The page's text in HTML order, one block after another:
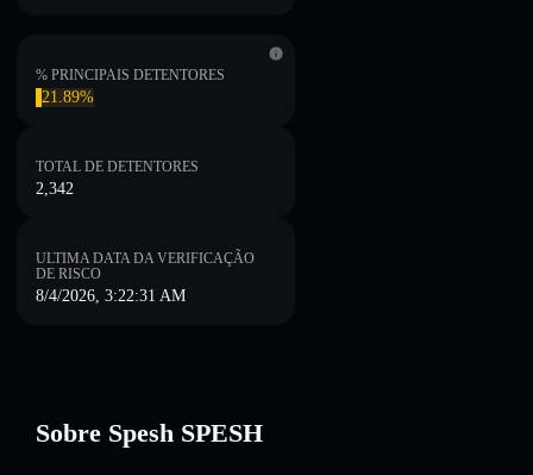
% PRINCIPAIS DETENTORES
21.89%
TOTAL DE DETENTORES
2,342
ULTIMA DATA DA VERIFICAÇÃO
DE RISCO
8/4/2026, 3:22:31 AM
Sobre Spesh SPESH